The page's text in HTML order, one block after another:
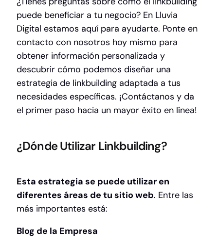
puede beneficiar a tu negocio? En Lluvia
Digital estamos aquí para ayudarte. Ponte en
contacto con nosotros hoy mismo para
obtener información personalizada y
descubrir cómo podemos diseñar una
estrategia de linkbuilding adaptada a tus
necesidades específicas. ¡Contáctanos y da
el primer paso hacia un mayor éxito en línea!
¿Dónde Utilizar Linkbuilding?
Esta estrategia se puede utilizar en
diferentes áreas de tu sitio web. Entre las
más importantes está:
Blog de la Empresa